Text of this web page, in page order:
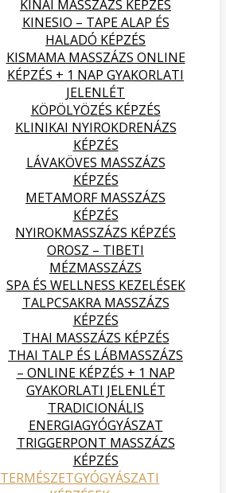
KÍNAI MASSZÁZS KÉPZÉS
KINESIO – TAPE ALAP ÉS
HALADÓ KÉPZÉS
KISMAMA MASSZÁZS ONLINE
KÉPZÉS + 1 NAP GYAKORLATI
JELENLÉT
KÖPÖLYÖZÉS KÉPZÉS
KLINIKAI NYIROKDRENÁZS
KÉPZÉS
LÁVAKÖVES MASSZÁZS
KÉPZÉS
METAMORF MASSZÁZS
KÉPZÉS
NYIROKMASSZÁZS KÉPZÉS
OROSZ – TIBETI
MÉZMASSZÁZS
SPA ÉS WELLNESS KEZELÉSEK
TALPCSAKRA MASSZÁZS
KÉPZÉS
THAI MASSZÁZS KÉPZÉS
THAI TALP ÉS LÁBMASSZÁZS
– ONLINE KÉPZÉS + 1 NAP
GYAKORLATI JELENLÉT
TRADICIONÁLIS
ENERGIAGYÓGYÁSZAT
TRIGGERPONT MASSZÁZS
KÉPZÉS
TERMÉSZETGYÓGYÁSZATI